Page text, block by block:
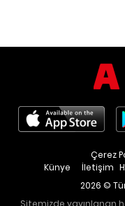
Künye İletişim
Çerez
2026 ©
Sitemizde yayınlanan